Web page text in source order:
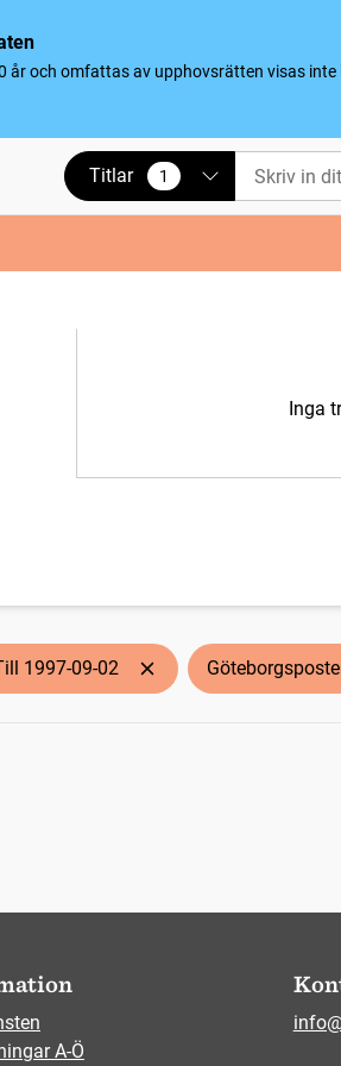
år och omfattas av upphovsrätten visas
Titlar 1
vald
Inga
1997-09-02
A-Ö